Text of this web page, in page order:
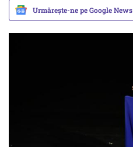
Urmărește-ne pe Google News